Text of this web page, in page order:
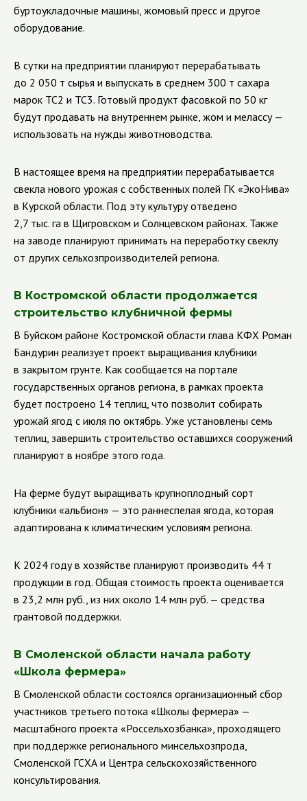
буртоукладочные машины, жомовый пресс и другое
оборудование.
В сутки на предприятии планируют перерабатывать
до 2 050 т сырья и выпускать в среднем 300 т сахара
марок ТС2 и ТС3. Готовый продукт фасовкой по 50 кг
будут продавать на внутреннем рынке, жом и мелассу —
использовать на нужды животноводства.
В настоящее время на предприятии перерабатывается
свекла нового урожая с собственных полей ГК «ЭкоНива»
в Курской области. Под эту культуру отведено
2,7 тыс. га в Щигровском и Солнцевском районах. Также
на заводе планируют принимать на переработку свеклу
от других сельхозпроизводителей региона.
В Костромской области продолжается
строительство клубничной фермы
В Буйском районе Костромской области глава КФХ Роман
Бандурин реализует проект выращивания клубники
в закрытом грунте. Как сообщается на портале
государственных органов региона, в рамках проекта
будет построено 14 теплиц, что позволит собирать
урожай ягод с июля по октябрь. Уже установлены семь
теплиц, завершить строительство оставшихся сооружений
планируют в ноябре этого года.
На ферме будут выращивать крупноплодный сорт
клубники «альбион» — это раннеспелая ягода, которая
адаптирована к климатическим условиям региона.
К 2024 году в хозяйстве планируют производить 44 т
продукции в год. Общая стоимость проекта оценивается
в 23,2 млн руб., из них около 14 млн руб. — средства
грантовой поддержки.
В Смоленской области начала работу
«Школа фермера»
В Смоленской области состоялся организационный сбор
участников третьего потока «Школы фермера» —
масштабного проекта «Россельхозбанка», проходящего
при поддержке регионального минсельхозпрода,
Смоленской ГСХА и Центра сельскохозяйственного
консультирования.